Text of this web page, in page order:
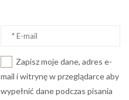
Email
Zapisz moje dane, adres e-
mail i witrynę w przeglądarce aby
wypełnić dane podczas pisania